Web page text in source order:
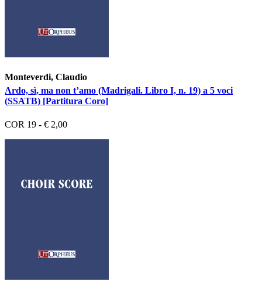
Monteverdi, Claudio
Ardo, sì, ma non t’amo (Madrigali. Libro I, n. 19) a 5 voci
(SSATB) [Partitura Coro]
COR 19 - € 2,00